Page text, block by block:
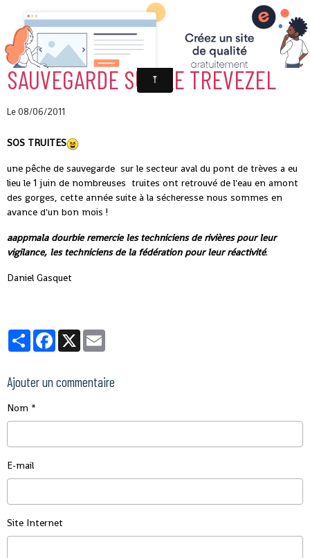
SAUVEGARDE SUR LE TREVEZEL
Le 08/06/2011
SOS TRUITES
une pêche de sauvegarde sur le secteur aval du pont de trèves a eu
lieu le 1 juin de nombreuses truites ont retrouvé de l'eau en amont
des gorges, cette année suite à la sécheresse nous sommes en
avance d'un bon mois !
aappmala dourbie remercie les techniciens de rivières pour leur
vigilance, les techniciens de la fédération pour leur réactivité.
Daniel Gasquet
PartagerFacebook
X
Ajouter un commentaire
Nom
E-mail
Site Internet